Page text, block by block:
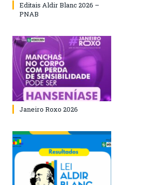
Editais Aldir Blanc 2026 –
PNAB
Janeiro Roxo 2026